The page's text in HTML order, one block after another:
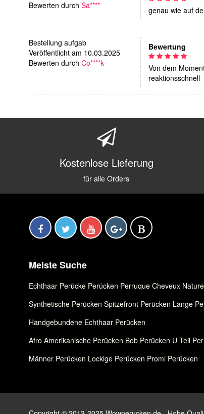
Bewerten durch Sa**** genau wie auf
Bestellung aufgab
Veröffentlicht am 10.03.2025
Bewerten durch Co****k
Bewertung
Von dem
reaktionsschnell
Kostenlose Lieferung
für alle Orders
Meiste Suche
Echthaar Perücke Perücken Perruque Cheveux
Synthetische Perücken Spitzefront Perücken Lange
Handgebundene Echthaar Perücken
Afro Amerikanische Perücken Bob Perücken U Teil
Männer Perücken Lockige Perücken Promi Perücken